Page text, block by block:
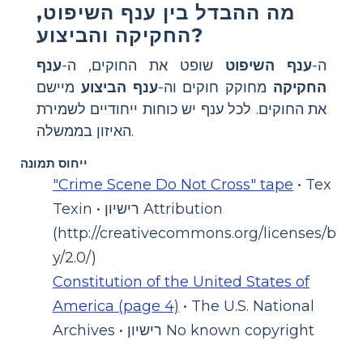
מה ההבדל בין ענף השיפוט,
החקיקה והביצוע?
ה-ענף השיפוט שופט את החוקים, ה-ענף
החקיקה מחוקק חוקים וה-ענף הביצוע מיישם
את החוקים. לכל ענף יש כוחות ייחודיים לשמירת
האיזון בממשלה.
ייחוס תמונה
"Crime Scene Do Not Cross" tape • Tex
Texin • רישיון Attribution
(http://creativecommons.org/licenses/b
y/2.0/)
Constitution of the United States of
America (page 4) • The U.S. National
Archives • רישיון No known copyright